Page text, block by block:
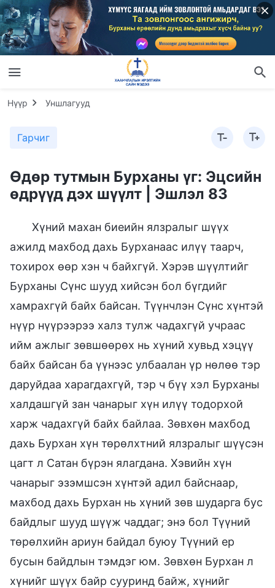
Нүүр Уншлагууд
Гарчиг
Өдөр тутмын Бурханы үг: Эцсийн
өдрүүд дэх шүүлт | Эшлэл 83
Хүний махан биеийн ялзралыг шүүх
ажилд махбод дахь Бурханаас илүү таарч,
тохирох өөр хэн ч байхгүй. Хэрэв шүүлтийг
Бурханы Сүнс шууд хийсэн бол бүгдийг
хамрахгүй байх байсан. Түүнчлэн Сүнс хүнтэй
нүүр нүүрээрээ халз тулж чадахгүй учраас
ийм ажлыг зөвшөөрөх нь хүний хувьд хэцүү
байх байсан ба үүнээс улбаалан үр нөлөө тэр
даруйдаа харагдахгүй, тэр ч бүү хэл Бурханы
халдашгүй зан чанарыг хүн илүү тодорхой
харж чадахгүй байх байлаа. Зөвхөн махбод
дахь Бурхан хүн төрөлхтний ялзралыг шүүсэн
цагт л Сатан бүрэн ялагдана. Хэвийн хүн
чанарыг эзэмшсэн хүнтэй адил байснаар,
махбод дахь Бурхан нь хүний зөв шударга бус
байдлыг шууд шүүж чаддаг; энэ бол Түүний
төрөлхийн ариун байдал буюу Түүний ер
бусын байдлын тэмдэг юм. Зөвхөн Бурхан л
хүнийг шүүх байр сууринд байж, хүнийг